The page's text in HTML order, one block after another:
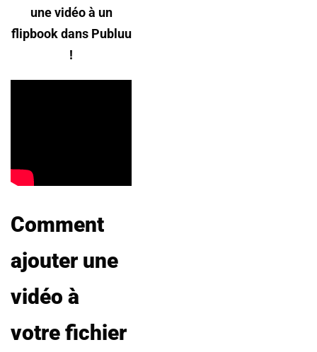
une vidéo à un
flipbook dans Publuu
!
Comment
ajouter une
vidéo à
votre fichier